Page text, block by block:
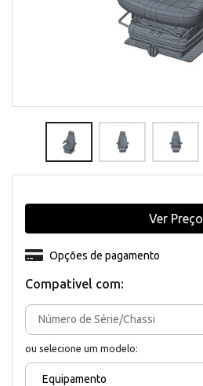
Compativel com:
ou selecione um modelo:
Equipamento
Opções de pagamento
Ver Preço